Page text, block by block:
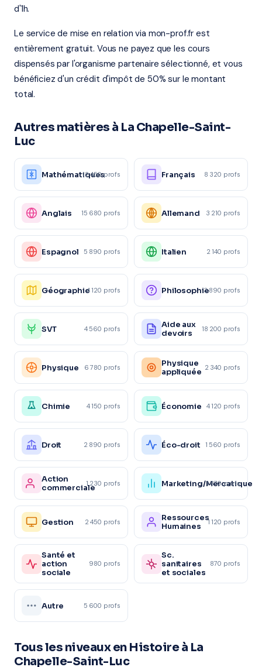
d'1h.
Le service de mise en relation via mon-prof.fr est
entièrement gratuit. Vous ne payez que les cours
dispensés par l'organisme partenaire sélectionné, et vous
bénéficiez d'un crédit d'impôt de 50% sur le montant
total.
Autres matières à La Chapelle-Saint-
Luc
Mathématiques
12 450 profs Français 8 320 profs
Anglais 15 680 profs Allemand 3 210 profs
Espagnol 5 890 profs Italien 2 140 profs
Géographie4 120 profs Philosophie3 890 profs
SVT 4 560 profs
Aide aux
devoirs
18 200 profs
Physique 6 780 profs
Physique
appliquée 2 340 profs
Chimie 4 150 profs Économie 4 120 profs
Droit 2 890 profs Éco-droit 1 560 profs
Action
commerciale1 230 profs Marketing/Mercatique
1 870 profs
Gestion 2 450 profs
Ressources
Humaines
1 120 profs
Santé et
action
sociale
980 profs
Sc.
sanitaires
et sociales
870 profs
Autre 5 600 profs
Tous les niveaux en Histoire à La
Chapelle-Saint-Luc